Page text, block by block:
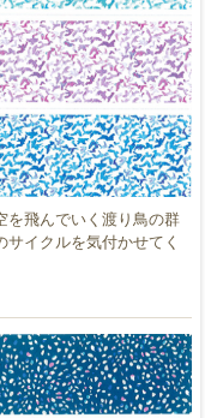
を飛んでいく渡り鳥の群
イクルを気付かせてく